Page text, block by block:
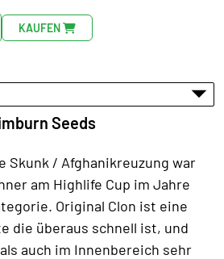
KAUFEN
Seeds
Skunk / Afghanikreuzung war
am Highlife Cup im Jahre
Original Clon ist eine
die überaus schnell ist, und
auch im Innenbereich sehr